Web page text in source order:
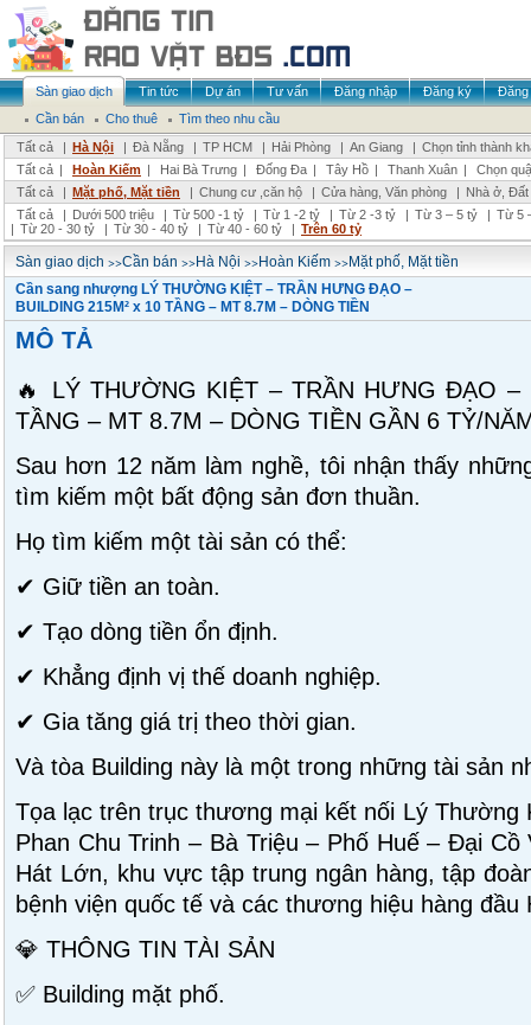
Sàn giao dịch Tin tức Dự án Tư vấn Đăng nhập Đăng ký
Đăng
Cần bán
Cho thuê
Tìm theo nhu cầu
Tất cả
| Hà Nội | Đà Nẵng | TP HCM | Hải Phòng | An Giang | Chọn tỉnh thành
Tất cả | Hoàn Kiếm | Hai Bà Trưng | Đống Đa | Tây Hồ | Thanh Xuân |
Chọn
Tất cả
| Mặt phố, Mặt tiền | Chung cư ,căn hộ | Cửa hàng, Văn phòng | Nhà ở,
Tất cả
| Dưới 500 triệu | Từ 500 -1 tỷ | Từ 1 -2 tỷ | Từ 2 -3 tỷ | Từ 3 – 5 tỷ | Từ 5
| Từ 20 - 30 tỷ | Từ 30 - 40 tỷ | Từ 40 - 60 tỷ | Trên 60 tỷ
Sàn giao dịch >>Cần bán >>Hà Nội >>Hoàn Kiếm >>Mặt phố, Mặt tiền
Cần sang nhượng LÝ THƯỜNG KIỆT – TRẦN HƯNG ĐẠO –
BUILDING 215M² x 10 TẦNG – MT 8.7M – DÒNG TIỀN
MÔ TẢ
🔥 LÝ THƯỜNG KIỆT – TRẦN HƯNG ĐẠO –
TẦNG – MT 8.7M – DÒNG TIỀN GẦN 6 TỶ/
Sau hơn 12 năm làm nghề, tôi nhận thấy
tìm kiếm một bất động sản đơn thuần.
Họ tìm kiếm một tài sản có thể:
✔ Giữ tiền an toàn.
✔ Tạo dòng tiền ổn định.
✔ Khẳng định vị thế doanh nghiệp.
✔ Gia tăng giá trị theo thời gian.
Và tòa Building này là một trong những tài sản
Tọa lạc trên trục thương mại kết nối Lý Thường
Phan Chu Trinh – Bà Triệu – Phố Huế – Đại
Hát Lớn, khu vực tập trung ngân hàng, tập
bệnh viện quốc tế và các thương hiệu hàng đầu
💎 THÔNG TIN TÀI SẢN
✅ Building mặt phố.